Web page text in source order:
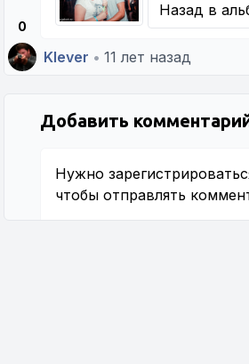
0
Назад в
Klever • 11 лет назад
Добавить
Нужно
чтобы отправлять